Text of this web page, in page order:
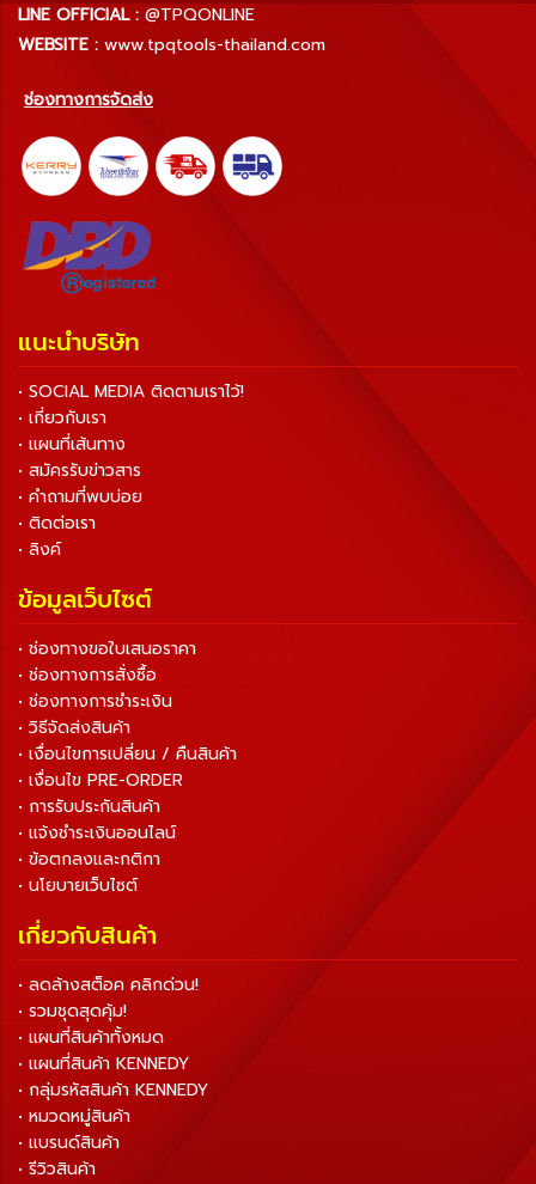
LINE OFFICIAL : @TPQONLINE
WEBSITE : www.tpqtools-thailand.com
ช่องทางการจัดส่ง
แนะนำบริษัท
• SOCIAL MEDIA ติดตามเราไว้!
• เกี่ยวกับเรา
• แผนที่เส้นทาง
• สมัครรับข่าวสาร
• คำถามที่พบบ่อย
• ติดต่อเรา
• ลิงค์
ข้อมูลเว็บไซต์
• ช่องทางขอใบเสนอราคา
• ช่องทางการสั่งซื้อ
• ช่องทางการชำระเงิน
• วิธีจัดส่งสินค้า
• เงื่อนไขการเปลี่ยน / คืนสินค้า
• เงื่อนไข PRE-ORDER
• การรับประกันสินค้า
• แจ้งชำระเงินออนไลน์
• ข้อตกลงและกติกา
• นโยบายเว็บไซต์
เกี่ยวกับสินค้า
• ลดล้างสต็อค คลิกด่วน!
• รวมชุดสุดคุ้ม!
• แผนที่สินค้าทั้งหมด
• แผนที่สินค้า KENNEDY
• กลุ่มรหัสสินค้า KENNEDY
• หมวดหมู่สินค้า
• แบรนด์สินค้า
• รีวิวสินค้า